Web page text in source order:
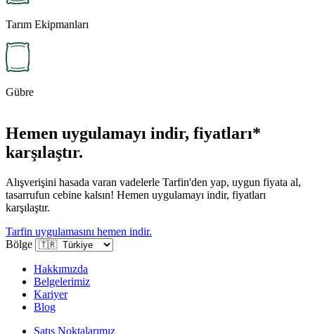
Tarım Ekipmanları
Gübre
Hemen uygulamayı indir, fiyatları*
karşılaştır.
Alışverişini hasada varan vadelerle Tarfin'den yap, uygun fiyata al,
tasarrufun cebine kalsın! Hemen uygulamayı indir, fiyatları
karşılaştır.
Tarfin uygulamasını hemen indir.
Bölge
Hakkımızda
Belgelerimiz
Kariyer
Blog
Satış Noktalarımız